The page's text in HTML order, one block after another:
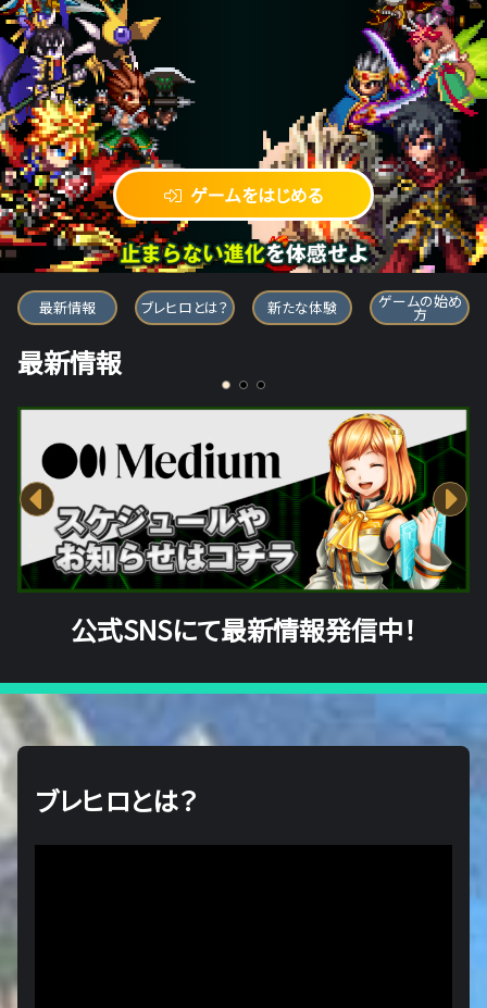
ゲームをはじめる
ブレイブ フロンティア ヒーローズ
最新情報 ブレヒロとは？ 新たな体験 ゲームの始め
方
最新情報
公式SNSにて最新情報発信中！
ブレヒロとは？